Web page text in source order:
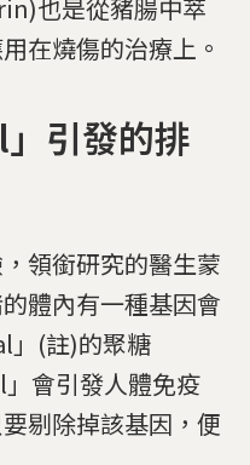
也是從豬腸中萃
在燒傷的治療上。
引發的排
領銜研究的醫生蒙
體內有一種基因會
」(註)的聚糖
會引發人體免疫
剔除掉該基因，便